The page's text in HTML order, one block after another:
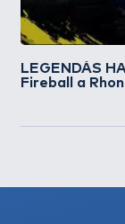
LEGENDÁS
Fireball a